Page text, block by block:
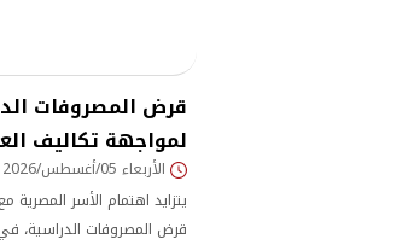
قرض المصروفات
لمواجهة تكاليف
الأربعاء 05/أغسطس/2026 - 09:41 م
يتزايد اهتمام الأسر المصرية
قرض المصروفات الدراسية،